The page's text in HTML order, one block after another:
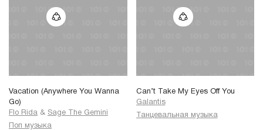
Vacation (Anywhere You Wanna
Go)
Flo Rida & Sage The Gemini
Поп музыка
Can’t Take My Eyes Off You
Galantis
Танцевальная музыка